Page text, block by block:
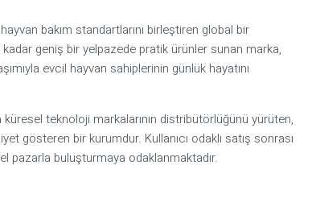
bakım standartlarını birleştiren global bir
geniş bir yelpazede pratik ürünler sunan marka,
evcil hayvan sahiplerinin günlük hayatını
küresel teknoloji markalarının distribütörlüğünü yürüten,
gösteren bir kurumdur. Kullanıcı odaklı satış sonrası
pazarla buluşturmaya odaklanmaktadır.